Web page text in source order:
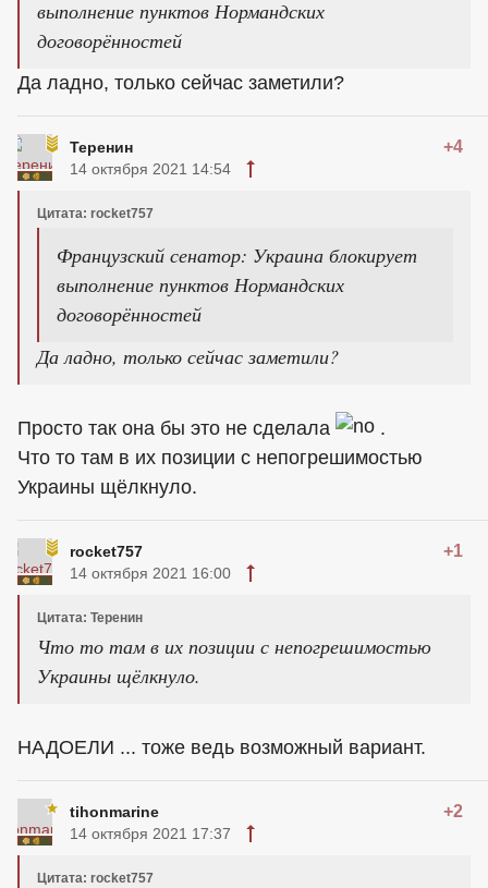
выполнение пунктов Нормандских
договорённостей
Да ладно, только сейчас заметили?
Теренин +4
14 октября 2021 14:54
Цитата: rocket757
Французский сенатор: Украина блокирует
выполнение пунктов Нормандских
договорённостей
Да ладно, только сейчас заметили?
Просто так она бы это не сделала
.
Что то там в их позиции с непогрешимостью
Украины щёлкнуло.
rocket757 +1
14 октября 2021 16:00
Цитата: Теренин
Что то там в их позиции с непогрешимостью
Украины щёлкнуло.
НАДОЕЛИ ... тоже ведь возможный вариант.
tihonmarine +2
14 октября 2021 17:37
Цитата: rocket757